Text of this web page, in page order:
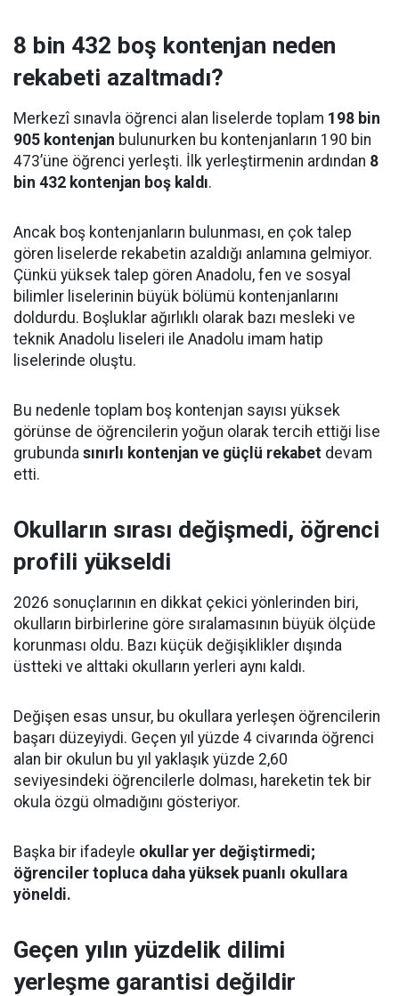
8 bin 432 boş kontenjan neden
rekabeti azaltmadı?
Merkezî sınavla öğrenci alan liselerde toplam 198 bin
905 kontenjan bulunurken bu kontenjanların 190 bin
473’üne öğrenci yerleşti. İlk yerleştirmenin ardından 8
bin 432 kontenjan boş kaldı.
Ancak boş kontenjanların bulunması, en çok talep
gören liselerde rekabetin azaldığı anlamına gelmiyor.
Çünkü yüksek talep gören Anadolu, fen ve sosyal
bilimler liselerinin büyük bölümü kontenjanlarını
doldurdu. Boşluklar ağırlıklı olarak bazı mesleki ve
teknik Anadolu liseleri ile Anadolu imam hatip
liselerinde oluştu.
Bu nedenle toplam boş kontenjan sayısı yüksek
görünse de öğrencilerin yoğun olarak tercih ettiği lise
grubunda sınırlı kontenjan ve güçlü rekabet devam
etti.
Okulların sırası değişmedi, öğrenci
profili yükseldi
2026 sonuçlarının en dikkat çekici yönlerinden biri,
okulların birbirlerine göre sıralamasının büyük ölçüde
korunması oldu. Bazı küçük değişiklikler dışında
üstteki ve alttaki okulların yerleri aynı kaldı.
Değişen esas unsur, bu okullara yerleşen öğrencilerin
başarı düzeyiydi. Geçen yıl yüzde 4 civarında öğrenci
alan bir okulun bu yıl yaklaşık yüzde 2,60
seviyesindeki öğrencilerle dolması, hareketin tek bir
okula özgü olmadığını gösteriyor.
Başka bir ifadeyle okullar yer değiştirmedi;
öğrenciler topluca daha yüksek puanlı okullara
yöneldi.
Geçen yılın yüzdelik dilimi
yerleşme garantisi değildir